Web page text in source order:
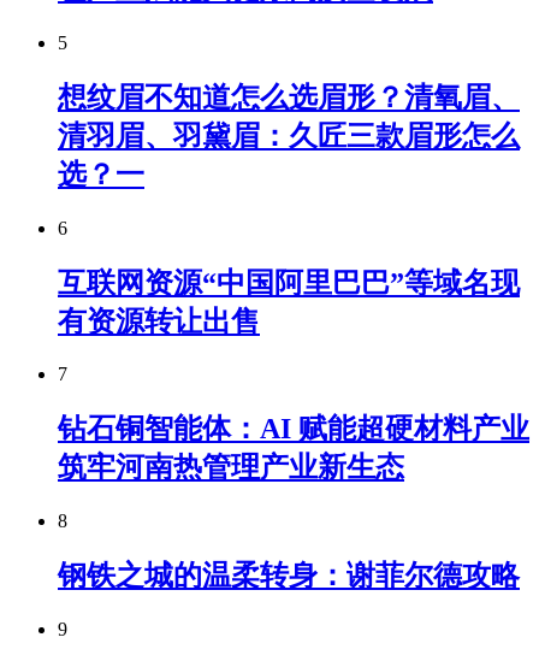
5
想纹眉不知道怎么选眉形？清氧眉、
清羽眉、羽黛眉：久匠三款眉形怎么
选？一
6
互联网资源“中国阿里巴巴”等域名现
有资源转让出售
7
钻石铜智能体：AI 赋能超硬材料产业
筑牢河南热管理产业新生态
8
钢铁之城的温柔转身：谢菲尔德攻略
9